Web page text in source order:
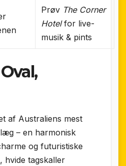
Prøv The Corner
Hotelfor live-
musik & pints
af Australiens mest
– en harmonisk
og futuristiske
hvide tag­skaller